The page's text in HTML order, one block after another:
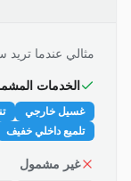
مثالي عندما
الخدمات
غسيل خارجي
تلميع داخلي خفيف
غير مشمول